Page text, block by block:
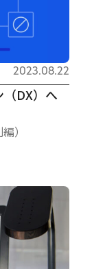
DX）へ
）
2023.08.22